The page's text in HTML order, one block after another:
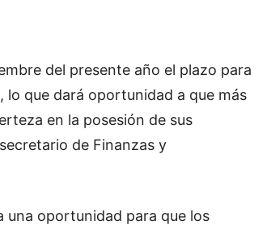
del presente año el plazo para
que dará oportunidad a que más
en la posesión de sus
de Finanzas y
una oportunidad para que los